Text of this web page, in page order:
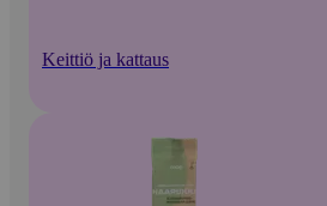
Keittiö ja kattaus